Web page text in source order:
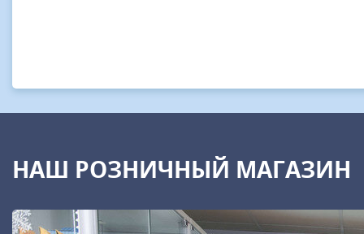
НАШ РОЗНИЧНЫЙ МАГАЗИН